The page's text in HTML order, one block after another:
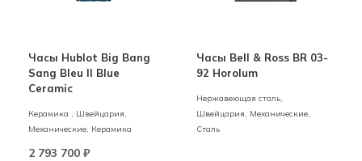
Часы Hublot Big Bang
Sang Bleu II Blue
Ceramic
Керамика , Швейцария,
Механические, Керамика
2 793 700 ₽
Часы Bell & Ross BR 03-
92 Horolum
Нержавеющая сталь,
Швейцария,
Механические,
Сталь